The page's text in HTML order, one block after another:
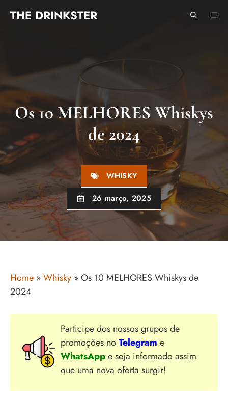
paraTHE DRINKSTER
Os 10 MELHORES Whiskys
de 2024
WHISKY
26 março, 2025
Home »Whisky »Os 10 MELHORES Whiskys de
2024
Participe dos nossos grupos de
promoções noTelegram e
WhatsAppe seja informado assim
que uma nova oferta surgir!